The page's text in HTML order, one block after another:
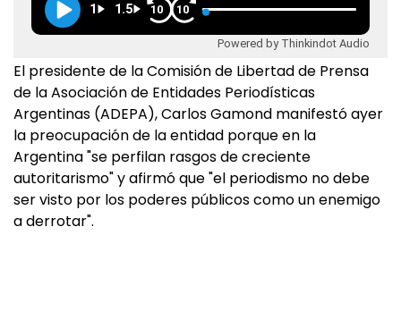
1 1.5 10 10
Powered by Thinkindot Audio
El presidente de la Comisión de Libertad de Prensa
de la Asociación de Entidades Periodísticas
Argentinas (ADEPA), Carlos Gamond manifestó ayer
la preocupación de la entidad porque en la
Argentina "se perfilan rasgos de creciente
autoritarismo" y afirmó que "el periodismo no debe
ser visto por los poderes públicos como un enemigo
a derrotar".